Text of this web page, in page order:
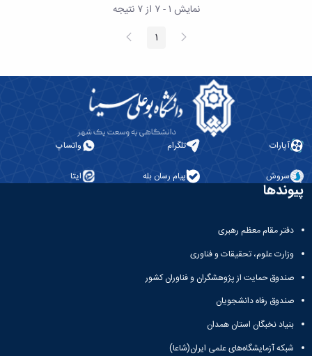
نمایش ۱ - ۷ از ۷ نتیجه
پیغام
قبلی صفحه1 صفحه
بعد
آپارات تلگرام واتساپ
سروش پیام رسان بله ایتا
پیوندها
دفتر مقام معظم رهبری
وزارت علوم، تحقیقات و فناوری
صندوق حمایت از پژوهشگران و فناوران کشور
صندوق رفاه دانشجویان
بنیاد نخبگان استان همدان
شبکه آزمایشگاه‌های علمی ایران(شاعا)